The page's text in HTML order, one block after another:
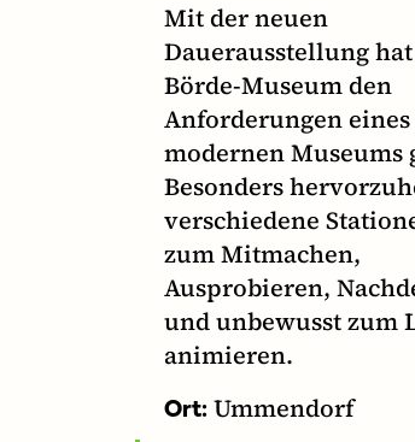
Mit der neuen
Dauerausstellung
Börde-Museum den
Anforderungen eines
modernen Museums
Besonders
verschiedene
zum Mitmachen,
Ausprobieren,
und unbewusst zum
animieren.
Ort: Ummendorf